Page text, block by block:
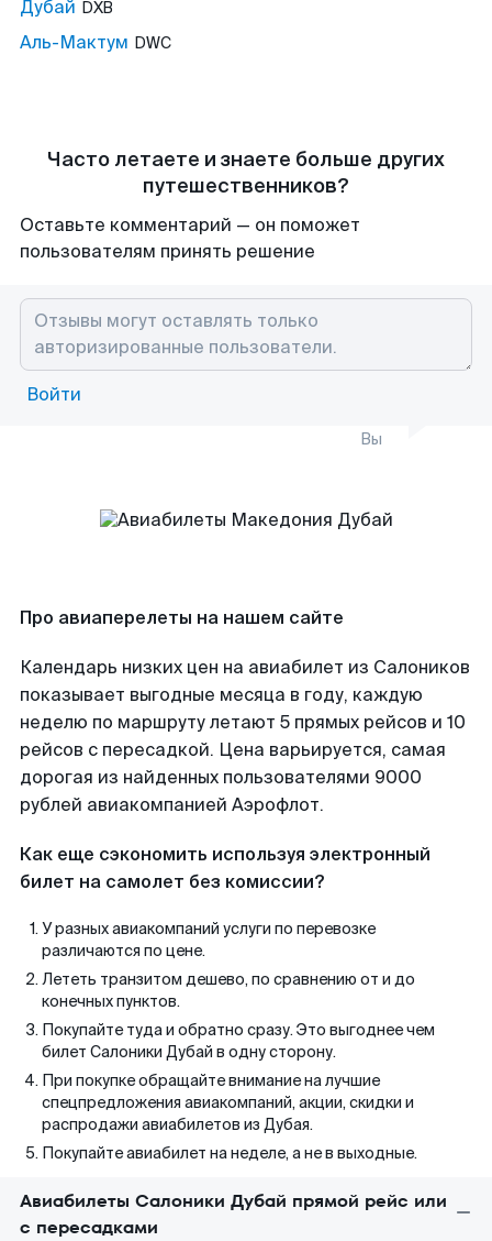
Дубай DXB
Аль-Мактум DWC
Часто летаете и знаете больше других
путешественников?
Оставьте комментарий — он поможет
пользователям принять решение
Войти
Вы
Про авиаперелеты на нашем сайте
Календарь низких цен на авиабилет из Салоников
показывает выгодные месяца в году, каждую
неделю по маршруту летают 5 прямых рейсов и 10
рейсов с пересадкой. Цена варьируется, самая
дорогая из найденных пользователями 9000
рублей авиакомпанией Аэрофлот.
Как еще сэкономить используя электронный
билет на самолет без комиссии?
У разных авиакомпаний услуги по перевозке
различаются по цене.
Лететь транзитом дешево, по сравнению от и до
конечных пунктов.
Покупайте туда и обратно сразу. Это выгоднее чем
билет Салоники Дубай в одну сторону.
При покупке обращайте внимание на лучшие
спецпредложения авиакомпаний, акции, скидки и
распродажи авиабилетов из Дубая.
Покупайте авиабилет на неделе, а не в выходные.
Авиабилеты Салоники Дубай прямой рейс или
с пересадками